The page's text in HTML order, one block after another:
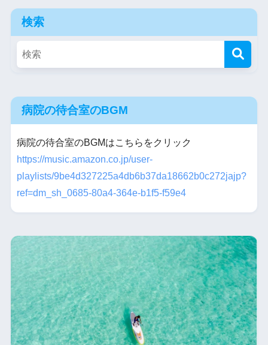
検索
病院の待合室のBGM
病院の待合室のBGMはこちらをクリック
https://music.amazon.co.jp/user-
playlists/9be4d327225a4db6b37da18662b0c272jajp?
ref=dm_sh_0685-80a4-364e-b1f5-f59e4